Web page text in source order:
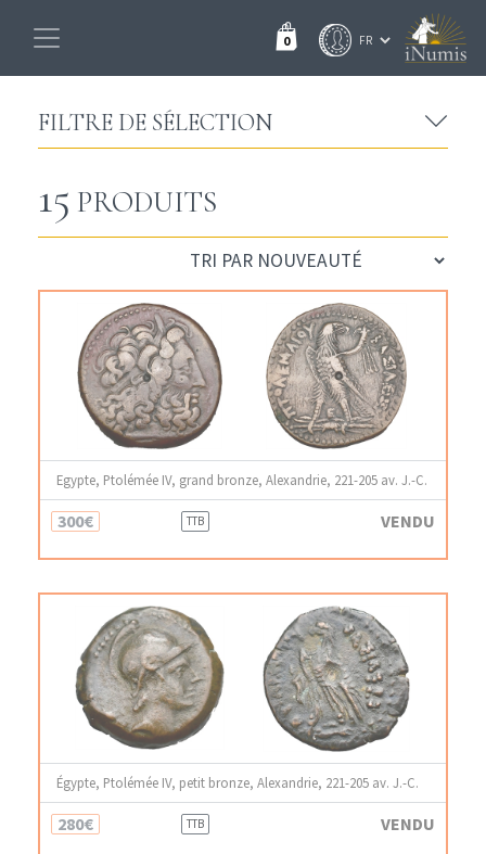
0
FILTRE DE SÉLECTION
15 PRODUITS
Egypte, Ptolémée IV, grand bronze, Alexandrie, 221-205 av. J.-C.
300€ TTB VENDU
Égypte, Ptolémée IV, petit bronze, Alexandrie, 221-205 av. J.-C.
280€ TTB VENDU